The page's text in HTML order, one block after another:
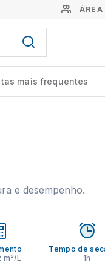
mais frequentes
e desempenho.
m²/L
Tempo de
1h